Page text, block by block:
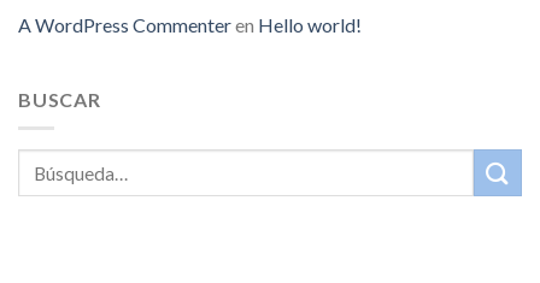
A WordPress Commenteren Hello world!
BUSCAR